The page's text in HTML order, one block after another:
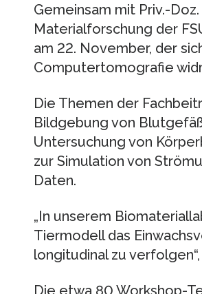
Gemeinsam mit Priv.-
Materialforschung der
am 22. November, der
Computertomografie
Die Themen der
Bildgebung von
Untersuchung von
zur Simulation von
Daten.
„In unserem
Tiermodell das
longitudinal zu
Die etwa 80 Workshop-